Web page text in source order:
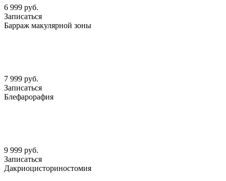
6 999 руб.
Записаться
Барраж макулярной зоны
7 999 руб.
Записаться
Блефарорафия
9 999 руб.
Записаться
Дакриоцисториностомия